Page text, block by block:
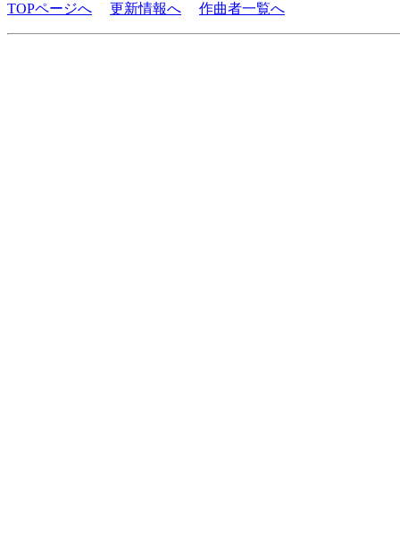
TOPページへ 更新情報へ 作曲者一覧へ